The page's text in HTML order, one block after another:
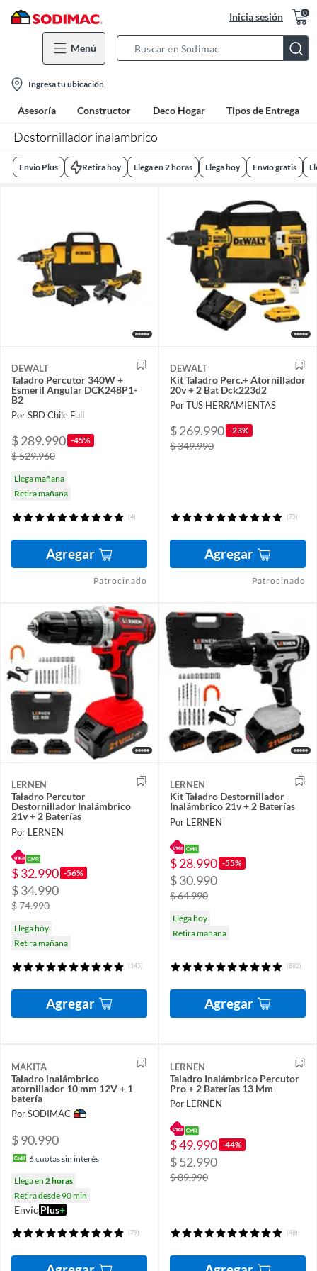
Inicia sesión 0
Menú
Bar
location-
icon
Ingresa tu ubicación
Asesoría Constructor Deco Hogar Tipos de Entrega
Destornillador inalambrico
Envio Plus Retira hoy Llega en 2 horas Llega hoy Envío gratis
DEWALT
Taladro Percutor 340W +
Esmeril Angular DCK248P1-
B2
Por SBD Chile Full
$ 289.990 -45%
$ 529.960
Llega mañana
Retira mañana
(4)
Agregar
Patrocinado
DEWALT
Kit Taladro Perc.+ Atornillador
20v + 2 Bat Dck223d2
Por TUS HERRAMIENTAS
$ 269.990 -23%
$ 349.990
(75)
Agregar
Patrocinado
LERNEN
Taladro Percutor
Destornillador Inalámbrico
21v + 2 Baterías
Por LERNEN
$ 32.990 -56%
$ 34.990
$ 74.990
Llega hoy
Retira mañana
(145)
Agregar
LERNEN
Kit Taladro Destornillador
Inalámbrico 21v + 2 Baterías
Por LERNEN
$ 28.990 -55%
$ 30.990
$ 64.990
Llega hoy
Retira mañana
(882)
Agregar
MAKITA
Taladro inalámbrico
atornillador 10 mm 12V + 1
batería
Por SODIMAC
$ 90.990
6cuotas sin interés
Llega en 2 horas
Retira desde 90 min
EnvíoPlus+
(79)
LERNEN
Taladro Inalámbrico Percutor
Pro + 2 Baterías 13 Mm
Por LERNEN
$ 49.990 -44%
$ 52.990
$ 89.990
(48)